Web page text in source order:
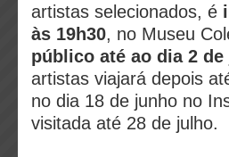
artistas selecionados, é
às 19h30, no Museu
público até ao dia 2
artistas viajará depois
no dia 18 de junho no
visitada até 28 de julho.